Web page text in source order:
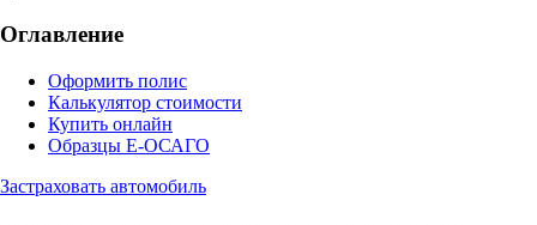
Оглавление
Оформить полис
Калькулятор стоимости
Купить онлайн
Образцы Е-ОСАГО
Застраховать автомобиль